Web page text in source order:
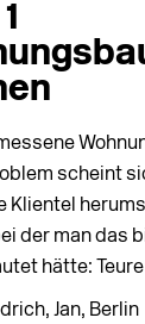
scheint
Klientel
der man das
hätte:
Jan, Berlin